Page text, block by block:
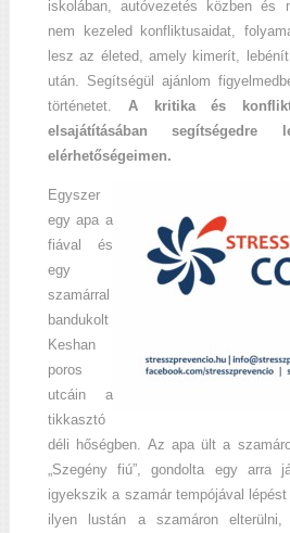
iskolában, autóvezetés közben és
nem kezeled konfliktusaidat,
lesz az életed, amely kimerít,
után. Segítségül ajánlom
történetet. A kritika és
elsajátításában
elérhetőségeimen.
Egyszer
egy apa a
fiával és
egy
szamárral
bandukolt
Keshan
poros
utcáin a
tikkasztó
déli hőségben. Az apa ült a
„Szegény fiú”, gondolta egy arra
igyekszik a szamár tempójával
ilyen lustán a szamáron